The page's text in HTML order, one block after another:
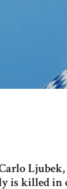
is killed in